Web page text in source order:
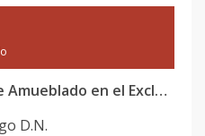
Apartamento finamente Amueblado en el Exclusivo Sector de Piantinni
D.N.